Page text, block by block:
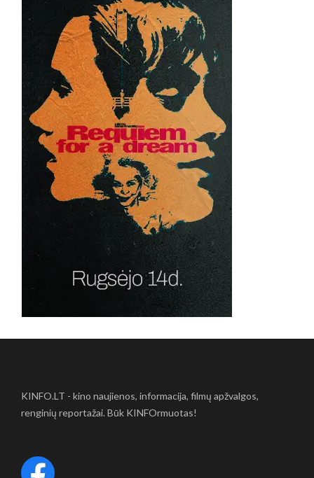
KINFO.LT - kino naujienos, informacija, filmų apžvalgos,
renginių reportažai. Būk KINFOrmuotas!